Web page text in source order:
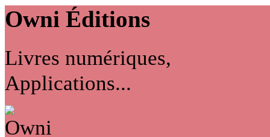
Owni Éditions
Livres numériques,
Applications...